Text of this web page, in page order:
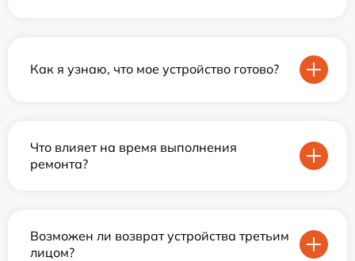
Как я узнаю, что мое устройство готово?
Что влияет на время выполнения
ремонта?
Возможен ли возврат устройства третьим
лицом?